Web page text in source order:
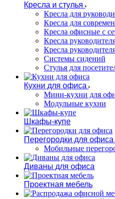
Кресла и стулья
Кресла для
Кресла для
Кресла офисные с
Кресла
Кресла
Системы сидений
Стулья для
Кухни для офиса
Мини-кухни для
Модульные кухни
Шкафы-купе
Перегородки для офиса
Мобильные
Диваны для офиса
Проектная мебель